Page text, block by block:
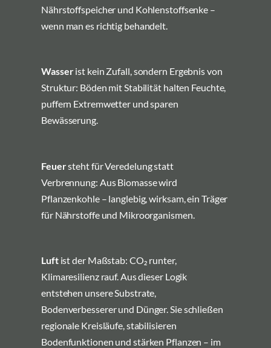
Nährstoffspeicher und Kohlenstoffsenke –
wenn man es richtig behandelt.
Wasserist kein Zufall, sondern Ergebnis von
Struktur: Böden mit Stabilität halten Feuchte,
puffern Extremwetter und sparen
Bewässerung.
Feuersteht für Veredelung statt
Verbrennung: Aus Biomasse wird
Pflanzenkohle – langlebig, wirksam, ein Träger
für Nährstoffe und Mikroorganismen.
Luftist der Maßstab: CO₂ runter,
Klimaresilienz rauf. Aus dieser Logik
entstehen unsere Substrate,
Bodenverbesserer und Dünger. Sie schließen
regionale Kreisläufe, stabilisieren
Bodenfunktionen und stärken Pflanzen – im